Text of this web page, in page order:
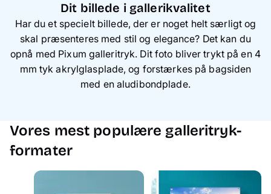
Dit billede i gallerikvalitet
Har du et specielt billede, der er noget helt særligt og
skal præsenteres med stil og elegance? Det kan du
opnå med Pixum galleritryk. Dit foto bliver trykt på en 4
mm tyk akrylglasplade, og forstærkes på bagsiden
med en aludibondplade.
Vores mest populære galleritryk-
formater